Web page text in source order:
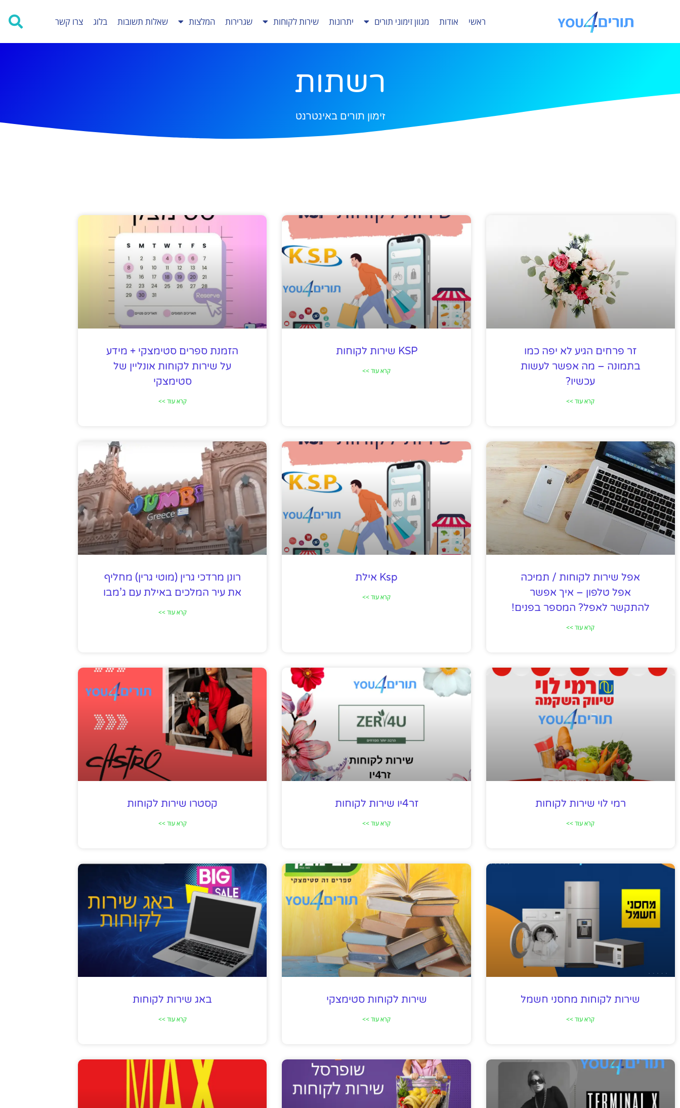
ראשי אודות מגוון זימוני תורים יתרונות שירות לקוחות שגרירות המלצות שאלות תשובות בלוג צרו קשר
רשתות
זימון תורים באינטרנט
זר פרחים הגיע לא יפה כמו
בתמונה – מה אפשר לעשות
עכשיו?
קרא עוד >>
KSP שירות לקוחות
קרא עוד >>
הזמנת ספרים סטימצקי + מידע
על שירות לקוחות אונליין של
סטימצקי
קרא עוד >>
אפל שירות לקוחות / תמיכה
אפל טלפון – איך אפשר
להתקשר לאפל? המספר בפנים!
קרא עוד >>
Ksp אילת
קרא עוד >>
רונן מרדכי גרין (מוטי גרין) מחליף
את עיר המלכים באילת עם ג’מבו
קרא עוד >>
רמי לוי שירות לקוחות
קרא עוד >>
זר4יו שירות לקוחות
קרא עוד >>
קסטרו שירות לקוחות
קרא עוד >>
שירות לקוחות מחסני חשמל
קרא עוד >>
שירות לקוחות סטימצקי
קרא עוד >>
באג שירות לקוחות
קרא עוד >>